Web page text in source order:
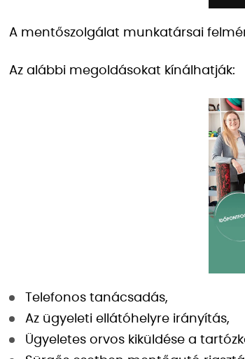
A mentőszolgálat munkatársai
Az alábbi megoldásokat kínálhatják:
Telefonos tanácsadás,
Az ügyeleti ellátóhelyre irányítás,
Ügyeletes orvos kiküldése a